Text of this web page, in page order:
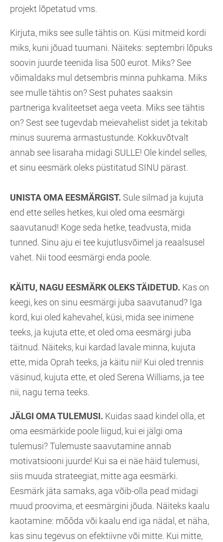
projekt lõpetatud vms.
Kirjuta, miks see sulle tähtis on. Küsi mitmeid kordi
miks, kuni jõuad tuumani. Näiteks: septembri lõpuks
soovin juurde teenida lisa 500 eurot. Miks? See
võimaldaks mul detsembris minna puhkama. Miks
see mulle tähtis on? Sest puhates saaksin
partneriga kvaliteetset aega veeta. Miks see tähtis
on? Sest see tugevdab meievahelist sidet ja tekitab
minus suurema armastustunde. Kokkuvõtvalt
annab see lisaraha midagi SULLE! Ole kindel selles,
et sinu eesmärk oleks püstitatud SINU pärast.
UNISTA OMA EESMÄRGIST. Sule silmad ja kujuta
end ette selles hetkes, kui oled oma eesmärgi
saavutanud! Koge seda hetke, teadvusta, mida
tunned. Sinu aju ei tee kujutlusvõimel ja reaalsusel
vahet. Nii tood eesmärgi enda poole.
KÄITU, NAGU EESMÄRK OLEKS TÄIDETUD. Kas on
keegi, kes on sinu eesmärgi juba saavutanud? Iga
kord, kui oled kahevahel, küsi, mida see inimene
teeks, ja kujuta ette, et oled oma eesmärgi juba
täitnud. Näiteks, kui kardad lavale minna, kujuta
ette, mida Oprah teeks, ja käitu nii! Kui oled trennis
väsinud, kujuta ette, et oled Serena Williams, ja tee
nii, nagu tema teeks.
JÄLGI OMA TULEMUSI. Kuidas saad kindel olla, et
oma eesmärkide poole liigud, kui ei jälgi oma
tulemusi? Tulemuste saavutamine annab
motivatsiooni juurde! Kui sa ei näe häid tulemusi,
siis muuda strateegiat, mitte aga eesmärki.
Eesmärk jäta samaks, aga võib-olla pead midagi
muud proovima, et eesmärgini jõuda. Näiteks kaalu
kaotamine: mōōda või kaalu end iga nädal, et näha,
kas sinu tegevus on efektiivne või mitte. Kui mitte,